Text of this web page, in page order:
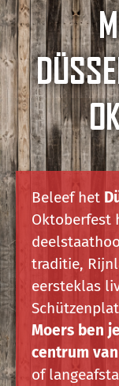
Beleef het
Oktoberfest
traditie,
eersteklas
Moers ben
centrum
of